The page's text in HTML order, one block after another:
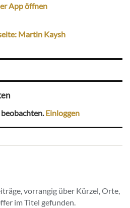
App öffnen
Martin Kaysh
beobachten.Einloggen
vorrangig über Kürzel, Orte,
im Titel gefunden.